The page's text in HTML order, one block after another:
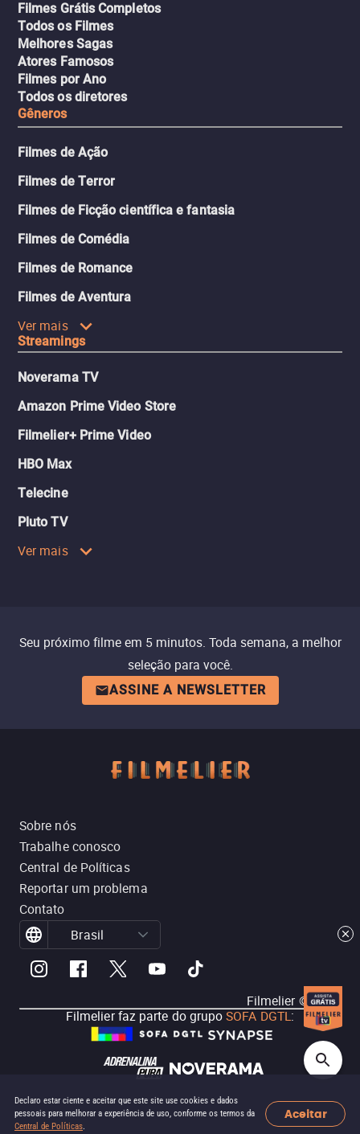
Declaro estar ciente e aceitar que este site use cookies e dados
pessoais para melhorar a experiência de uso, conforme os termos da
Central de Políticas.
Aceitar
Filmes Grátis Completos
Todos os Filmes
Melhores Sagas
Atores Famosos
Filmes por Ano
Todos os diretores
Gêneros
Filmes de Ação
Filmes de Terror
Filmes de Ficção científica e fantasia
Filmes de Comédia
Filmes de Romance
Filmes de Aventura
Ver mais
Streamings
Noverama TV
Amazon Prime Video Store
Filmelier+ Prime Video
HBO Max
Telecine
Pluto TV
Ver mais
Seu próximo filme em 5 minutos. Toda semana, a melhor
seleção para você.
ASSINE A NEWSLETTER
Sobre nós
Trabalhe conosco
Central de Políticas
Reportar um problema
Contato
Brasil
Filmelier ©2026
Filmelier faz parte do grupoSOFA DGTL: